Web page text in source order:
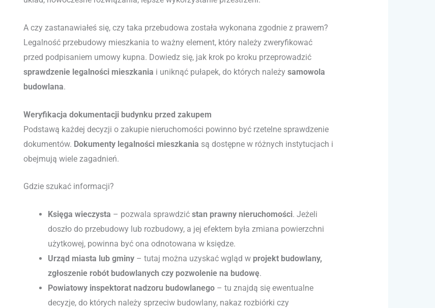
A czy zastanawiałeś się, czy taka przebudowa została wykonana zgodnie z prawem?
Legalność przebudowy mieszkania to ważny element, który należy zweryfikować
przed podpisaniem umowy kupna. Dowiedz się, jak krok po kroku przeprowadzić
sprawdzenie legalności mieszkania i uniknąć pułapek, do których należysamowola
budowlana.
Weryfikacja dokumentacji budynku przed zakupem
Podstawą każdej decyzji o zakupie nieruchomości powinno być rzetelne sprawdzenie
dokumentów. Dokumenty legalności mieszkania są dostępne w różnych instytucjach i
obejmują wiele zagadnień.
Gdzie szukać informacji?
Księga wieczysta – pozwala sprawdzićstan prawny nieruchomości. Jeżeli
doszło do przebudowy lub rozbudowy, a jej efektem była zmiana powierzchni
użytkowej, powinna być ona odnotowana w księdze.
Urząd miasta lub gminy – tutaj można uzyskać wgląd w projekt budowlany,
zgłoszenie robót budowlanych czy pozwolenie na budowę.
Powiatowy inspektorat nadzoru budowlanego – tu znajdą się ewentualne
decyzje, do których należy sprzeciw budowlany, nakaz rozbiórki czy